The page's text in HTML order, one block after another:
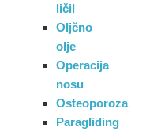
ličil
Oljčno
olje
Operacija
nosu
Osteoporoza
Paragliding